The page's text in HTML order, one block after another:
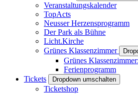
Veranstaltungskalender
TopActs
Neusser Herzensprogramm
Der Park als Bühne
Licht.Kirche
Grünes Klassenzimmer
Grünes
Ferienprogramm
Tickets
Dropdown umschalten
Ticketshop